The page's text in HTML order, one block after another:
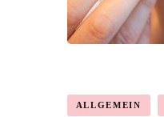
ALLGEMEIN